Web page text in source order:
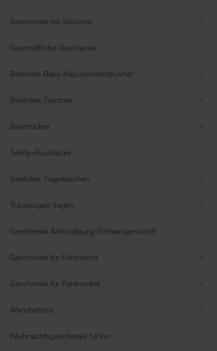
Geschenke mit Stickerei
Geschäftliche Geschenke
Bestickte Baby-Kapuzenhandtücher
Bestickte Taschen
Badetücher
Teddy-Rucksäcke
Bestickte Tragetaschen
Trauzeugen fragen
Geschenke Ankündigung Schwangerschaft
Geschenke für Patentante
Geschenke für Patenonkel
Wandtattoos
Weihnachtsgeschenke für ihn